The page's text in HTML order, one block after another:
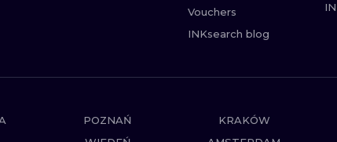
Vouchers
INKsearch blog
POZNAŃ KRAKÓW